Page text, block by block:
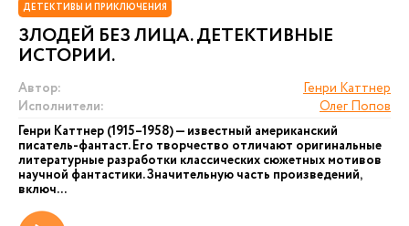
ДЕТЕКТИВЫ И ПРИКЛЮЧЕНИЯ
ЗЛОДЕЙ БЕЗ ЛИЦА. ДЕТЕКТИВНЫЕ
ИСТОРИИ.
Автор:
Генри Каттнер
Исполнители:
Олег Попов
Генри Каттнер (1915–1958) — известный американский
писатель-фантаст. Его творчество отличают оригинальные
литературные разработки классических сюжетных мотивов
научной фантастики. Значительную часть произведений,
включ...